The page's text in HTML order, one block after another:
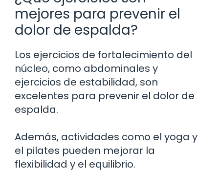
mejores para prevenir el
dolor de espalda?
Los ejercicios de fortalecimiento del
núcleo, como abdominales y
ejercicios de estabilidad, son
excelentes para prevenir el dolor de
espalda.
Además, actividades como el yoga y
el pilates pueden mejorar la
flexibilidad y el equilibrio.